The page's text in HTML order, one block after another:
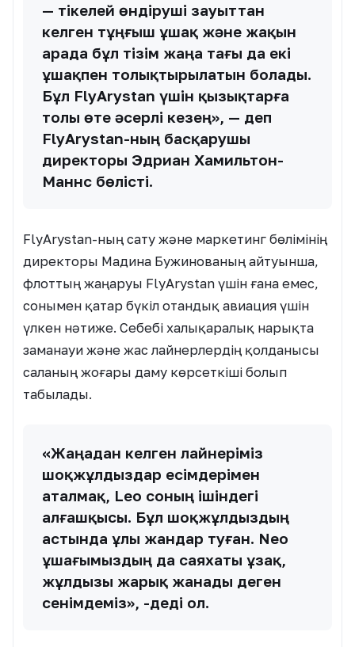
— тікелей өндіруші зауыттан
келген тұңғыш ұшақ және жақын
арада бұл тізім жаңа тағы да екі
ұшақпен толықтырылатын болады.
Бұл FlyArystan үшін қызықтарға
толы өте әсерлі кезең», — деп
FlyArystan-ның басқарушы
директоры Эдриан Хамильтон-
Маннс бөлісті.
FlyArystan-ның сату және маркетинг бөлімінің
директоры Мадина Бужинованың айтуынша,
флоттың жаңаруы FlyArystan үшін ғана емес,
сонымен қатар бүкіл отандық авиация үшін
үлкен нәтиже. Себебі халықаралық нарықта
заманауи және жас лайнерлердің қолданысы
саланың жоғары даму көрсеткіші болып
табылады.
«Жаңадан келген лайнеріміз
шоқжұлдыздар есімдерімен
аталмақ, Leo соның ішіндегі
алғашқысы. Бұл шоқжұлдыздың
астында ұлы жандар туған. Neo
ұшағымыздың да саяхаты ұзақ,
жұлдызы жарық жанады деген
сенімдеміз», -деді ол.